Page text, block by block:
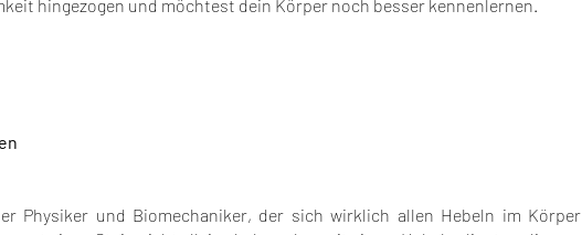
hingezogen und möchtest dein Körper noch besser kennenlernen.
Physiker und Biomechaniker, der sich wirklich allen Hebeln im Körper